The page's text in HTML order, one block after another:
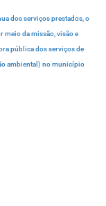
dos serviços prestados, o
meio da missão, visão e
pública dos serviços de
ambiental) no município